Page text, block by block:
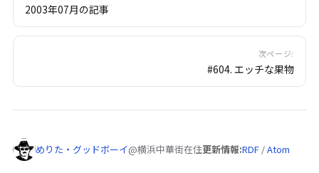
2003年07月の記事
次ページ:
#604. エッチな果物
めりた・グッドボーイ@横浜中華街在住更新情報:RDF/Atom